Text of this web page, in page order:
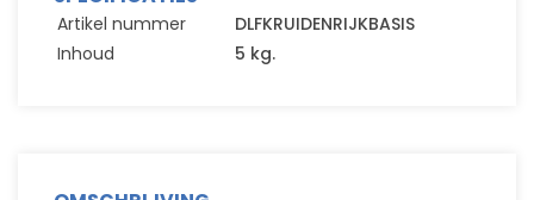
Artikel nummer
DLFKRUIDENRIJKBASIS
Inhoud
5 kg.